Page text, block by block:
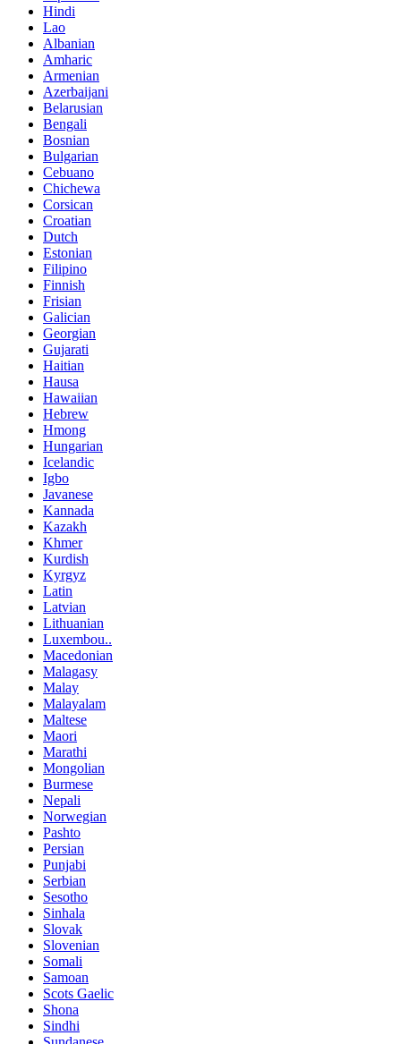
Hindi
Lao
Albanian
Amharic
Armenian
Azerbaijani
Belarusian
Bengali
Bosnian
Bulgarian
Cebuano
Chichewa
Corsican
Croatian
Dutch
Estonian
Filipino
Finnish
Frisian
Galician
Georgian
Gujarati
Haitian
Hausa
Hawaiian
Hebrew
Hmong
Hungarian
Icelandic
Igbo
Javanese
Kannada
Kazakh
Khmer
Kurdish
Kyrgyz
Latin
Latvian
Lithuanian
Luxembou..
Macedonian
Malagasy
Malay
Malayalam
Maltese
Maori
Marathi
Mongolian
Burmese
Nepali
Norwegian
Pashto
Persian
Punjabi
Serbian
Sesotho
Sinhala
Slovak
Slovenian
Somali
Samoan
Scots Gaelic
Shona
Sindhi